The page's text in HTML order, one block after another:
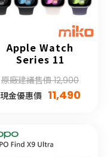
Apple Watch
Series 11
原廠建議售價 12,900
現金優惠價 11,490